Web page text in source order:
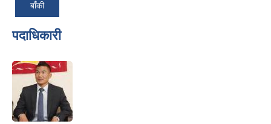
बाँकी
पदाधिकारी